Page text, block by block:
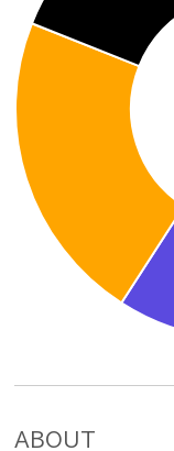
ABOUT